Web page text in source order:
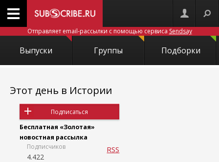
Отправляет email-рассылки с помощью сервиса Sendsay
Выпуски Группы Подборки
Этот день в Истории
Подписаться
Бесплатная «Золотая»
новостная рассылка
Подписчиков
4.422
RSS